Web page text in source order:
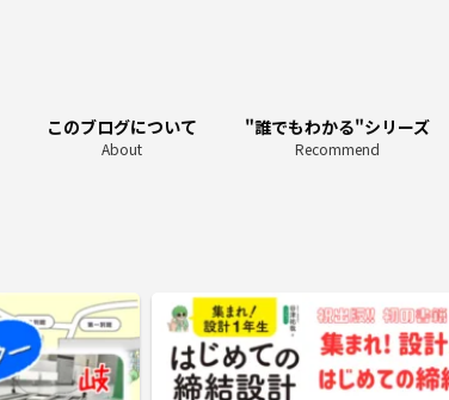
このブログについて
About
"誰でもわかる"シリーズ
Recommend